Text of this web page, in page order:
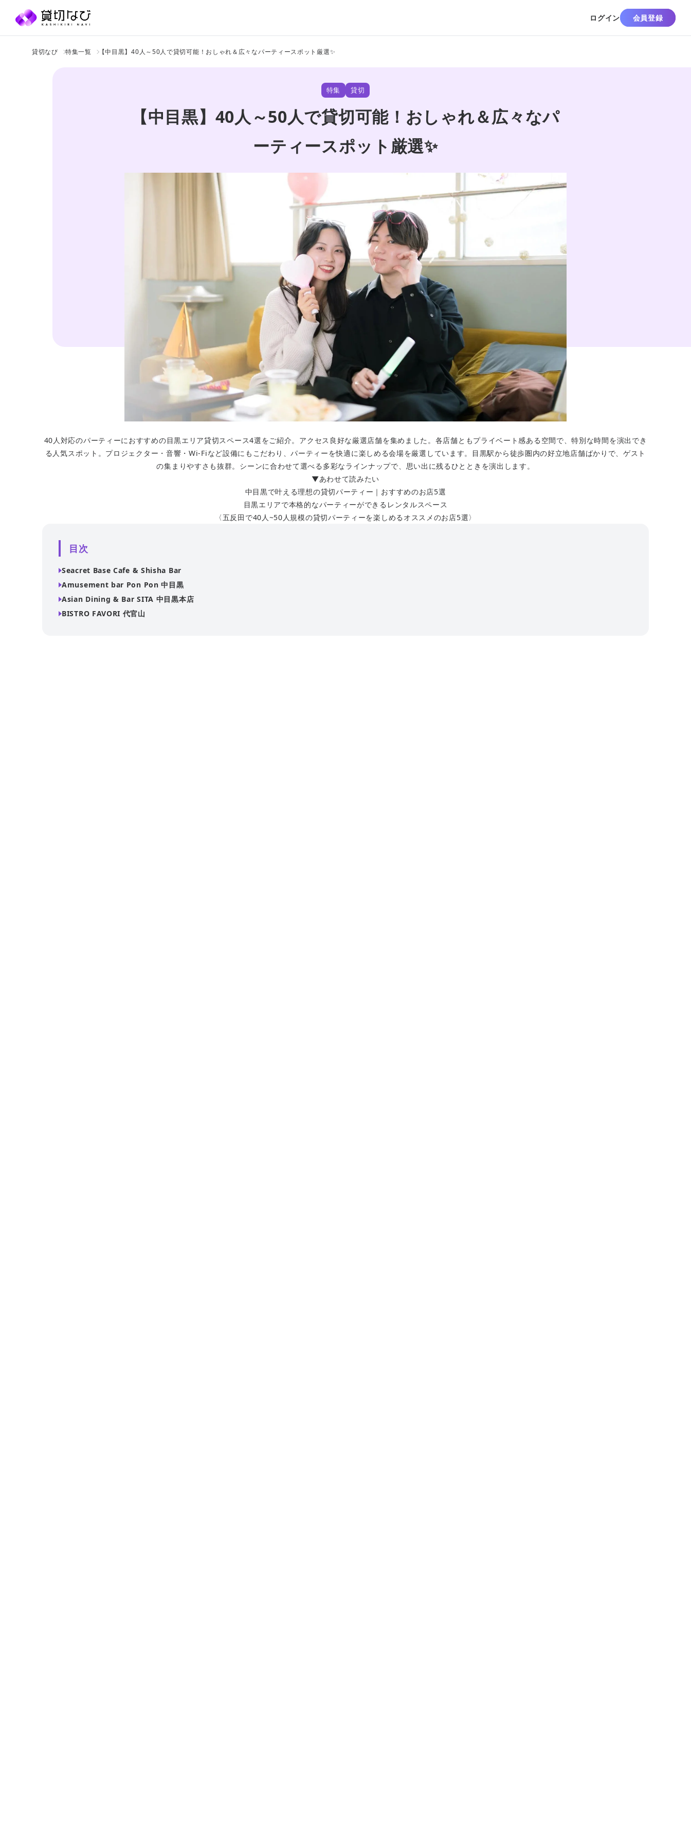
ログイン 会員登録
貸切なび 特集一覧 【中目黒】40人～50人で貸切可能！おしゃれ＆広々なパーティースポット厳選✨
特集 貸切
【中目黒】40人～50人で貸切可能！おしゃれ＆広々なパ
ーティースポット厳選✨
40人対応のパーティーにおすすめの目黒エリア貸切スペース4選をご紹介。アクセス良好な厳選店舗を集めました。各店舗ともプライベート感ある空間で、特別な時間を演出でき
る人気スポット。プロジェクター・音響・Wi-Fiなど設備にもこだわり、パーティーを快適に楽しめる会場を厳選しています。目黒駅から徒歩圏内の好立地店舗ばかりで、ゲスト
の集まりやすさも抜群。シーンに合わせて選べる多彩なラインナップで、思い出に残るひとときを演出します。
▼あわせて読みたい
中目黒で叶える理想の貸切パーティー｜おすすめのお店5選
目黒エリアで本格的なパーティーができるレンタルスペース
〈五反田で40人~50人規模の貸切パーティーを楽しめるオススメのお店5選〉
目次
Seacret Base Cafe & Shisha Bar
Amusement bar Pon Pon 中目黒
Asian Dining & Bar SITA 中目黒本店
BISTRO FAVORI 代官山